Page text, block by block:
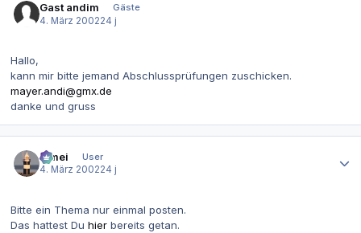
Gast andim
Gäste
4. März 200224 j
Hallo,
kann mir bitte jemand Abschlussprüfungen zuschicken.
mayer.andi@gmx.de
danke und gruss
bimei
User
4. März 200224 j
Bitte ein Thema nur einmal posten.
Das hattest Du hier bereits getan.